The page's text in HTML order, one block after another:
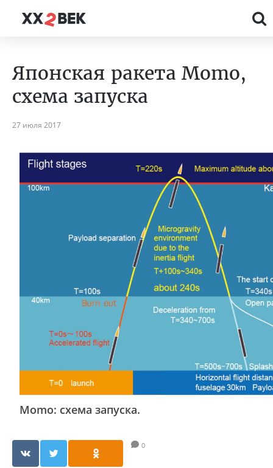
Японская ракета Momo,
схема запуска
27 июля 2017
Momo: схема запуска.
0